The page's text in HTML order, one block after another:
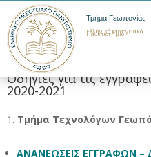
Τμήμα Γεωπονίας
Ελληνικό Μεσογειακό
Πανεπιστήμιο
Οδηγίες για τις
2020-2021
Τμήμα Τεχνολόγων
ΑΝΑΝΕΩΣΕΙΣ ΕΓΓΡΑΦΩΝ